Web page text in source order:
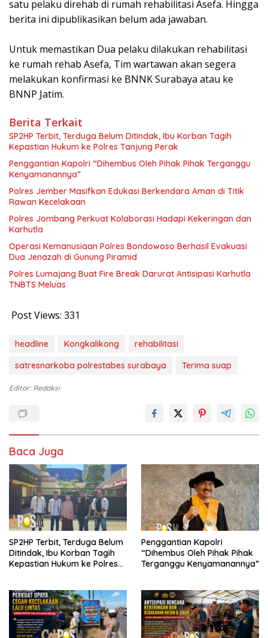
satu pelaku direhab di rumah rehabilitasi Asefa. Hingga
berita ini dipublikasikan belum ada jawaban.
‎Untuk memastikan Dua pelaku dilakukan rehabilitasi
ke rumah rehab Asefa, Tim wartawan akan segera
melakukan konfirmasi ke BNNK Surabaya atau ke
BNNP Jatim.
Berita Terkait
SP2HP Terbit, Terduga Belum Ditindak, Ibu Korban Tagih
Kepastian Hukum ke Polres Tanjung Perak
Penggantian Kapolri “Dihembus Oleh Pihak Pihak Terganggu
Kenyamanannya”
Polres Jember Masifkan Edukasi Berkendara Aman di Titik
Rawan Kecelakaan
Polres Jombang Perkuat Kolaborasi Hadapi Kekeringan dan
Karhutla
Operasi Kemanusiaan Polres Bondowoso Berhasil Evakuasi
Dua Jenazah di Gunung Piramid
Polres Lumajang Buat Fire Break Darurat Antisipasi Karhutla
TNBTS Meluas
Post Views: 331
headline Kongkalikong
rehabilitasi
satresnarkoba polrestabes surabaya
Terima suap
Editor: Redaksi
Baca Juga
SP2HP Terbit, Terduga Belum
Ditindak, Ibu Korban Tagih
Kepastian Hukum ke Polres
Penggantian Kapolri
“Dihembus Oleh Pihak Pihak
Terganggu Kenyamanannya”